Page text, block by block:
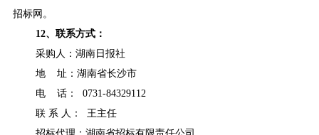
招标网。
12、 联系方式：
采购人：湖南日报社
地 址： 湖南省长沙市
电 话： 0731-84329112
联 系 人： 王主任